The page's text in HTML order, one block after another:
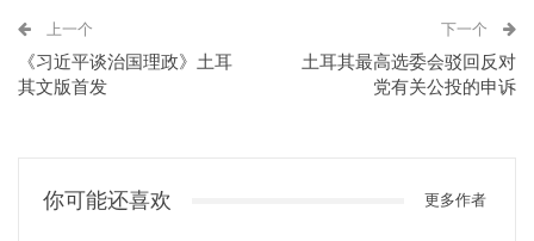
上一个
《习近平谈治国理政》土耳
其文版首发
下一个
土耳其最高选委会驳回反对
党有关公投的申诉
你可能还喜欢 更多作者